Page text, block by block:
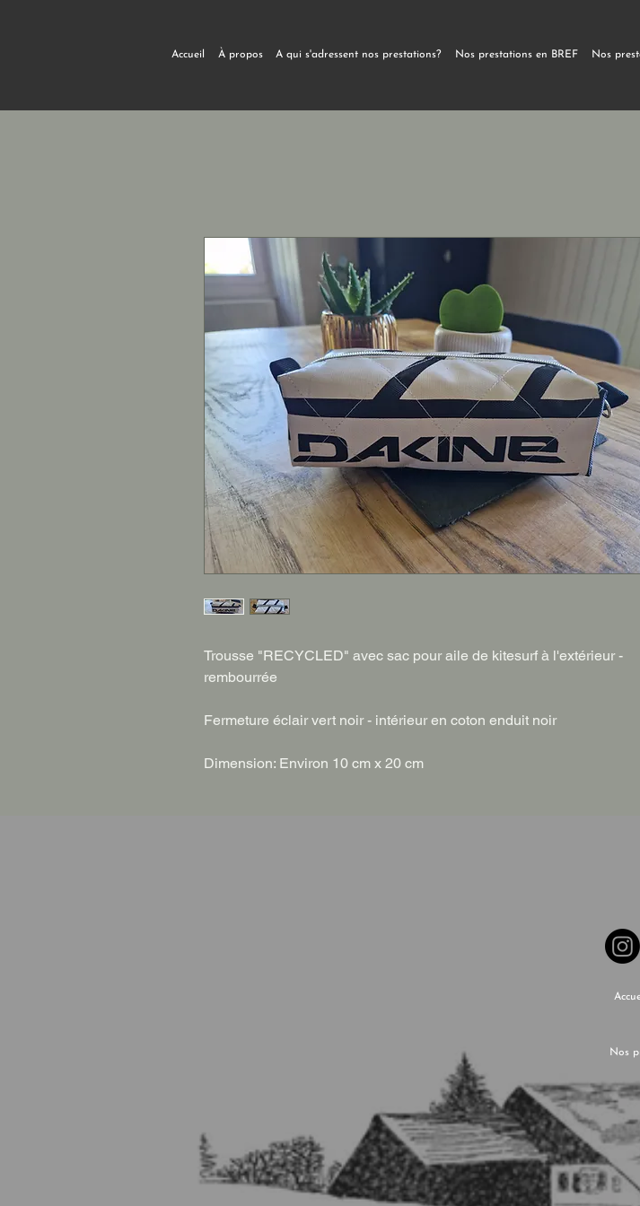
Accueil À propos A qui s'adressent nos prestations? Nos prestations en BREF Nos
Trousse "RECYCLED" avec sac pour aile de kitesurf à l'extérieur -
rembourrée
Fermeture éclair vert noir - intérieur en coton enduit noir
Dimension: Environ 10 cm x 20 cm
Nos